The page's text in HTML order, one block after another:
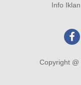
Info Iklan
Copyright